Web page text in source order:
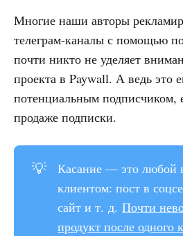
Многие наши авторы
телеграм-каналы с помощью
почти никто не уделяет
проекта в Paywall. А ведь это
потенциальным подписчиком,
продаже подписки.
💡
Касание — это любой
клиентом: пост в
сайт и т. д.Почти
продукт после одного